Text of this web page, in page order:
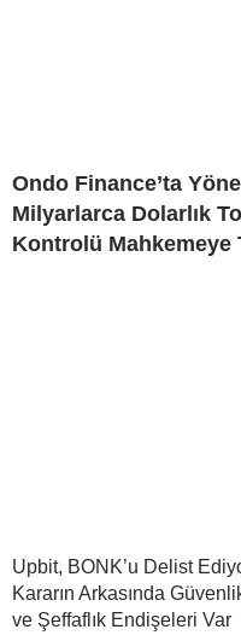
Ondo Finance’ta
Milyarlarca Dolarlık
Kontrolü Mahkemeye
Upbit, BONK’u Delist
Kararın Arkasında
ve Şeffaflık Endişeleri Var